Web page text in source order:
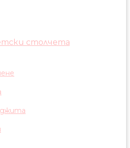
столчета